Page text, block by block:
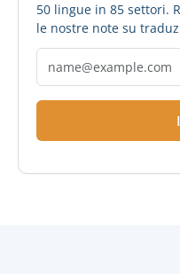
50 lingue in 85 settori.
le nostre note su